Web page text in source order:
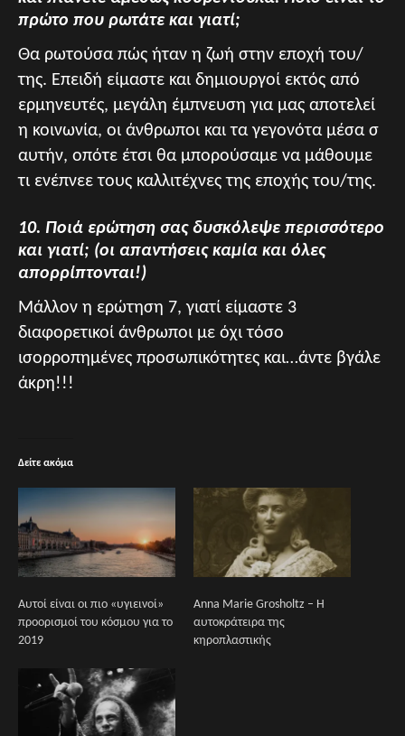
πρώτο που ρωτάτε και γιατί;
Θα ρωτούσα πώς ήταν η ζωή στην εποχή του/
της. Επειδή είμαστε και δημιουργοί εκτός από
ερμηνευτές, μεγάλη έμπνευση για μας αποτελεί
η κοινωνία, οι άνθρωποι και τα γεγονότα μέσα σ
αυτήν, οπότε έτσι θα μπορούσαμε να μάθουμε
τι ενέπνεε τους καλλιτέχνες της εποχής του/της.
10. Ποιά ερώτηση σας δυσκόλεψε περισσότερο
και γιατί; (οι απαντήσεις καμία και όλες
απορρίπτονται!)
Μάλλον η ερώτηση 7, γιατί είμαστε 3
διαφορετικοί άνθρωποι με όχι τόσο
ισορροπημένες προσωπικότητες και…άντε βγάλε
άκρη!!!
Δείτε ακόμα
Αυτοί είναι οι πιο «υγιεινοί»
προορισμοί του κόσμου για το
2019
Anna Marie Grosholtz – Η
αυτοκράτειρα της
κηροπλαστικής